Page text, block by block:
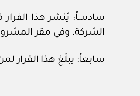
سادساً: يُنشر هذا
الشركة، وفي مقر
سابعاً: يبلّغ هذا القرار